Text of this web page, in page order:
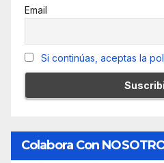
Email
Si continúas, aceptas la
Colabora Con